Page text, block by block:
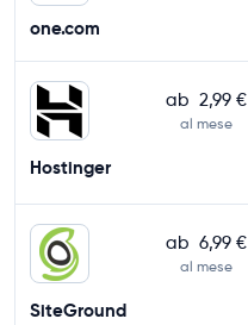
one.com
ab 2,99 €
al mese
Hostinger
ab 6,99 €
al mese
SiteGround